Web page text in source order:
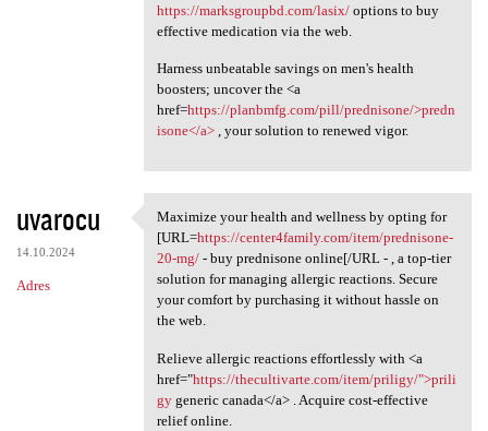
https://marksgroupbd.com/lasix/options to buy
effective medication via the web.
Harness unbeatable savings on men's health
boosters; uncover the <a
href=https://planbmfg.com/pill/prednisone/>predn
isone</a>, your solution to renewed vigor.
uvarocu
14.10.2024
Adres
Maximize your health and
Maximize your health and wellness by opting for
[URL=https://center4family.com/item/prednisone-
20-mg/- buy prednisone online[/URL - , a top-tier
solution for managing allergic reactions. Secure
your comfort by purchasing it without hassle on
the web.
Relieve allergic reactions effortlessly with <a
href="https://thecultivarte.com/item/priligy/">prili
gygeneric canada</a> . Acquire cost-effective
relief online.